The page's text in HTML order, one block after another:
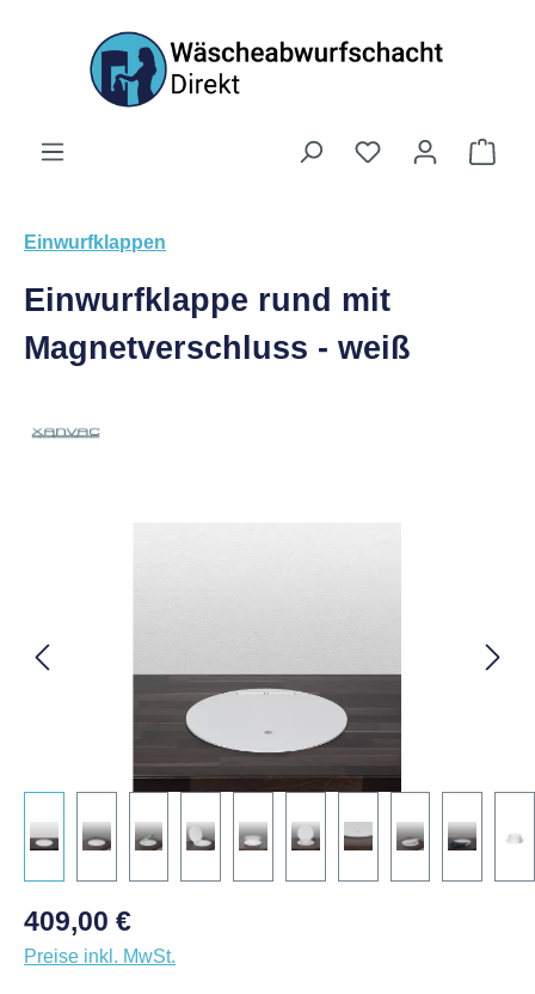
Zum Hauptinhalt springen
Du hast 0
Einwurfklappen
Einwurfklappe rund mit
Magnetverschluss - weiß
Regulärer Preis:
409,00 €
Preise inkl. MwSt.